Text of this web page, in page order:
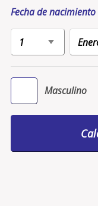
Fecha de nacimiento
Masculino